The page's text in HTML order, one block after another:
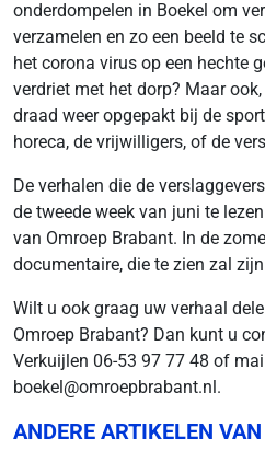
onderdompelen in Boekel om
verzamelen en zo een beeld te
het corona virus op een hechte
verdriet met het dorp? Maar
draad weer opgepakt bij de
horeca, de vrijwilligers, of de
De verhalen die de
de tweede week van juni te
van Omroep Brabant. In de
documentaire, die te zien zal
Wilt u ook graag uw verhaal
Omroep Brabant? Dan kunt u
Verkuijlen 06-53 97 77 48 of
boekel@omroepbrabant.nl.
ANDERE ARTIKELEN